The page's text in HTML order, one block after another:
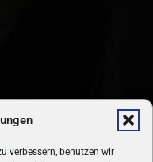
verbessern, benutzen wir